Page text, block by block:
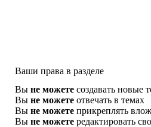
Ваши права в разделе
Вы не можете создавать новые
Вы не можете отвечать в темах
Вы не можете прикреплять
Вы не можете редактировать